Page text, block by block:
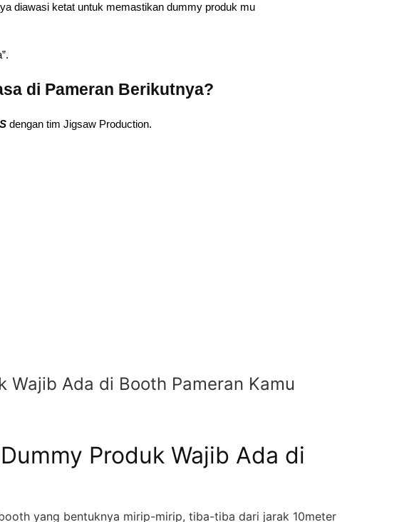
diawasi ketat untuk memastikan dummy produk mu
di Pameran Berikutnya?
dengan tim Jigsaw Production.
Wajib Ada di Booth Pameran Kamu
Produk Wajib Ada di
yang bentuknya mirip-mirip, tiba-tiba dari jarak 10meter